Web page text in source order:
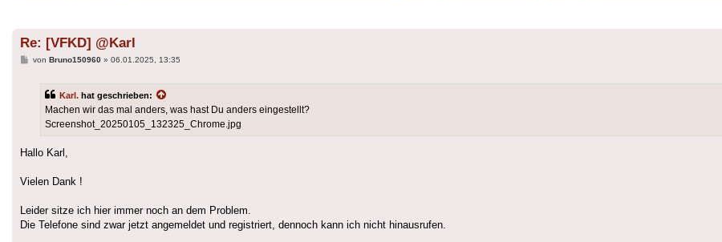
Re: [VFKD] @Karl
Beitrag
von Bruno150960» 06.01.2025, 13:35
Karl. hat geschrieben:
Machen wir das mal anders, was hast Du anders eingestellt?
Screenshot_20250105_132325_Chrome.jpg
Hallo Karl,
Vielen Dank !
Leider sitze ich hier immer noch an dem Problem.
Die Telefone sind zwar jetzt angemeldet und registriert, dennoch kann ich nicht hinausrufen.